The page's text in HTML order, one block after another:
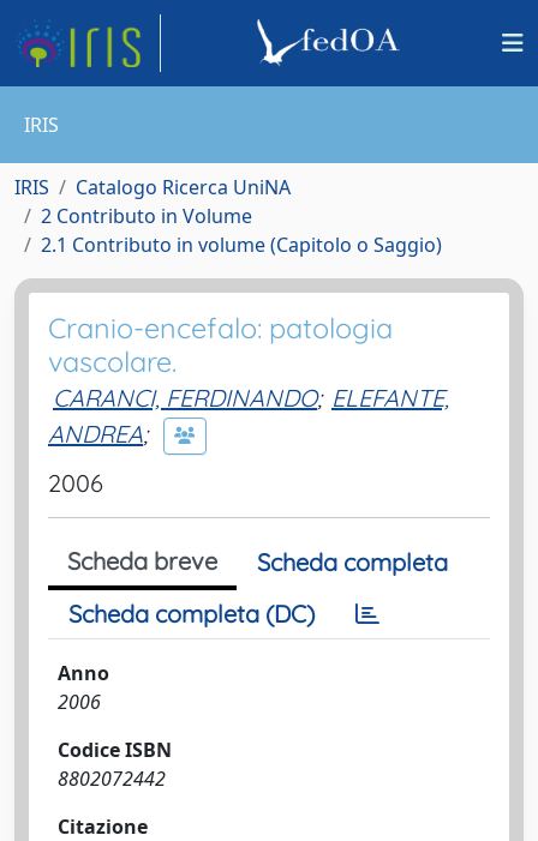
IRIS
IRIS
Catalogo Ricerca UniNA
2 Contributo in Volume
2.1 Contributo in volume (Capitolo o Saggio)
Cranio-encefalo: patologia
vascolare.
CARANCI, FERDINANDO; ELEFANTE,
ANDREA;
2006
Scheda breve
Scheda completa
Scheda completa (DC)
Anno
2006
Codice ISBN
8802072442
Citazione